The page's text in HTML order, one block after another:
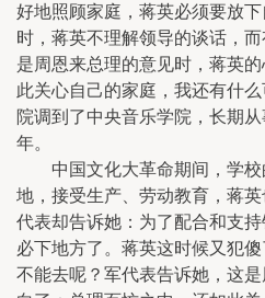
好地照顾家庭，蒋英必须要放
时，蒋英不理解领导的谈话，
是周恩来总理的意见时，蒋英
此关心自己的家庭，我还有什
院调到了中央音乐学院，长期
年。
中国文化大革命期间，学校
地，接受生产、劳动教育，蒋
代表却告诉她：为了配合和支
必下地方了。蒋英这时候又犯
不能去呢？军代表告诉她，这